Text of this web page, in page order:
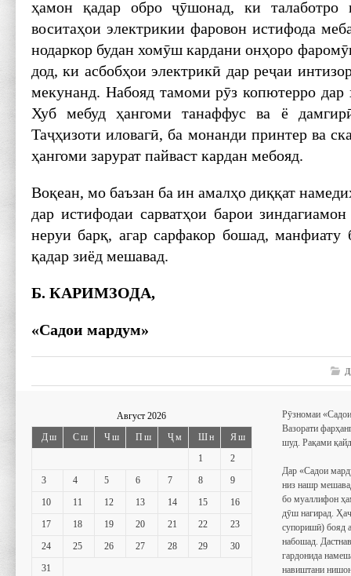
ҳамон қадар обро ҷӯшонад, ки талаботро
воситаҳои электрикии фаровон истифода
нодаркор будан хомӯш кардани онҳоро
дод, ки асбобҳои электрикӣ дар реҷаи
мекунанд. Набояд тамоми рӯз копютерро дар
Хуб мебуд ҳангоми танаффус ва ё
Таҷҳизоти иловагӣ, ба монанди принтер ва
ҳангоми зарурат пайваст кардан мебояд.
Воқеан, мо баъзан ба ин амалҳо диққат
дар истифодаи сарватҳои барои
неруи барқ, агар сарфакор бошад, манфиату
қадар зиёд мешавад.
Б. КАРИМЗОДА,
«Садои мардум»
Август 2026
Дш
Сш Чш Пш Ҷм Шн Яш
1
2
3
4 5 6 7 8
9
10
11 12 13 14 15
16
17
18 19 20 21 22
23
24
25 26 27 28 29
30
31
Рӯзномаи
Вазорати
шуд. Рақами
Дар «Садои
низ нашр
бо муаллифон
дӯш нагирад.
супоришӣ) бояд
набошад.
гардонида
навиштани